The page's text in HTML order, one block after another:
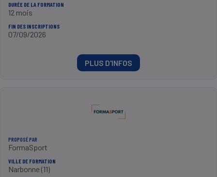
DURÉE DE LA FORMATION
12 mois
FIN DES INSCRIPTIONS
07/09/2026
PLUS D'INFOS
PROPOSÉ PAR
FormaSport
VILLE DE FORMATION
Narbonne (11)